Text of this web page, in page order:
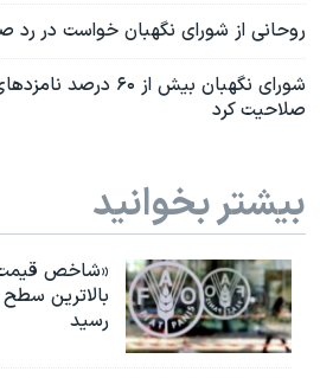
روحانی از شورای نگهبان خواست در رد
شورای نگهبان بیش از
صلاحیت کرد
بیشتر بخوانید
«شاخص قیمت
بالاترین
رسید